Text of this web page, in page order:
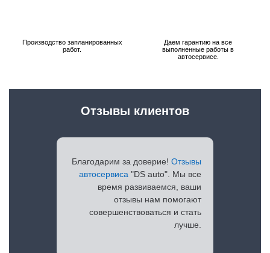
Производство запланированных
работ.
Даем гарантию на все
выполненные работы в
автосервисе.
Благодарим за доверие! Отзывы
автосервиса "DS auto". Мы все
время развиваемся, ваши
отзывы нам помогают
совершенствоваться и стать
лучше.
Отзывы клиентов